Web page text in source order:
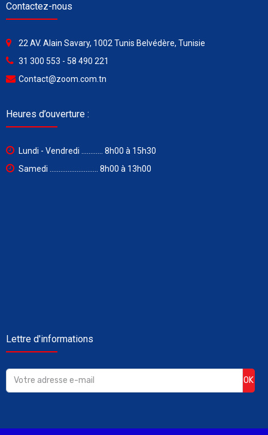
Contactez-nous
22 AV. Alain Savary, 1002 Tunis Belvédère, Tunisie
31 300 553 - 58 490 221
Contact@zoom.com.tn
Heures d’ouverture :
Lundi - Vendredi ............ 8h00 à 15h30
Samedi ........................... 8h00 à 13h00
Lettre d'informations
OK